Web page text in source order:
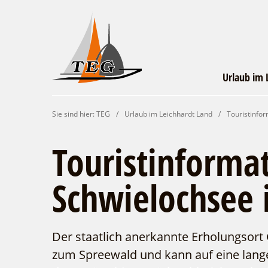
Urlaub im
Urlaub
Leichhardt
Sie sind hier:TEG / Urlaub im Leichhardt Land /
Der staatlich anerkannte
zum Spreewald und kann auf eine